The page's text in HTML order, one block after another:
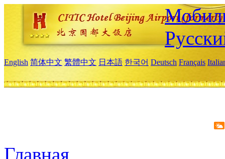
English 简体中文 繁體中文 日本語 한국어 Deutsch Français
Главная